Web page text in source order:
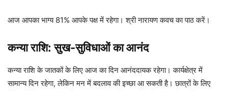
आज आपका भाग्य 81% आपके पक्ष में रहेगा। श्री नारायण कवच का पाठ करें।
कन्या राशि: सुख-सुविधाओं का आनंद
कन्या राशि के जातकों के लिए आज का दिन आनंददायक रहेगा। कार्यक्षेत्र में
सामान्य दिन रहेगा, लेकिन मन में बदलाव की इच्छा आ सकती है। छात्रों के लिए